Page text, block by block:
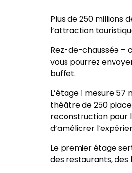
Plus de 250 millions
l’attraction
Rez-de-chaussée –
vous pourrez
buffet.
L’étage 1 mesure
théâtre de 250
reconstruction pour
d’améliorer
Le premier étage
des restaurants, des